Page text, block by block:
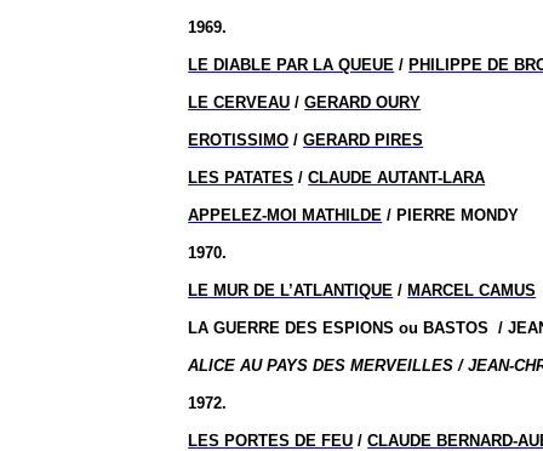
1969.
LE DIABLE PAR LA QUEUE / PHILIPPE DE
LE CERVEAU /GERARD OURY
EROTISSIMO /GERARD PIRES
LES PATATES /CLAUDE AUTANT-LARA
APPELEZ-MOI MATHILDE / PIERRE MONDY
1970.
LE MUR DE L’ATLANTIQUE / MARCEL CAMUS
LA GUERRE DES ESPIONS ou BASTOS /
ALICE AU PAYS DES MERVEILLES / JEAN-
1972.
LES PORTES DE FEU /CLAUDE BERNARD-